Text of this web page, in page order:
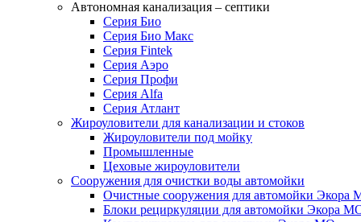
Автономная канализация – септики
Серия Био
Серия Био Макс
Серия Fintek
Серия Аэро
Серия Профи
Серия Alfa
Серия Атлант
Жироуловители для канализации и стоков
Жироуловители под мойку
Промышленные
Цеховые жироуловители
Сооружения для очистки воды автомойки
Очистные сооружения для автомойки Экора
Блоки рециркуляции для автомойки Экора